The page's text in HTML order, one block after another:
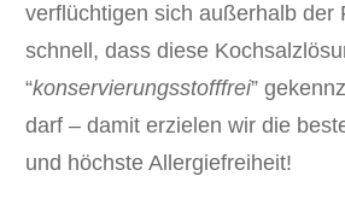
verflüchtigen sich außerhalb der
schnell, dass diese
“konservierungsstofffrei”
darf – damit erzielen wir die
und höchste Allergiefreiheit!